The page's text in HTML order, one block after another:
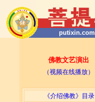
putixin.com
佛教文艺演出
（视频在线播放）
《介绍佛教》目录